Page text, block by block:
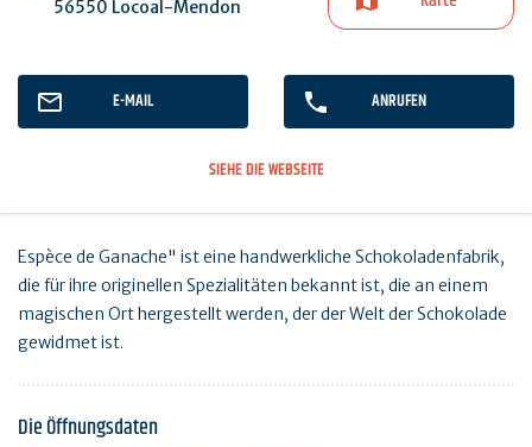
56550 Locoal-Mendon
E-MAIL ANRUFEN
SIEHE DIE WEBSEITE
Espèce de Ganache" ist eine handwerkliche Schokoladenfabrik,
die für ihre originellen Spezialitäten bekannt ist, die an einem
magischen Ort hergestellt werden, der der Welt der Schokolade
gewidmet ist.
Die Öffnungsdaten